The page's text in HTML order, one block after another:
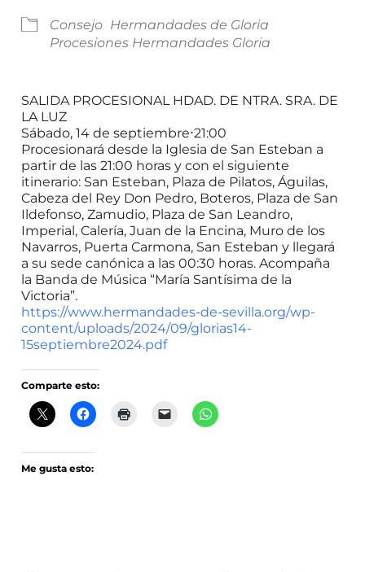
Consejo Hermandades de Gloria
Procesiones Hermandades Gloria
SALIDA PROCESIONAL HDAD. DE NTRA. SRA. DE
LA LUZ
Sábado, 14 de septiembre⋅21:00
Procesionará desde la Iglesia de San Esteban a
partir de las 21:00 horas y con el siguiente
itinerario: San Esteban, Plaza de Pilatos, Águilas,
Cabeza del Rey Don Pedro, Boteros, Plaza de San
Ildefonso, Zamudio, Plaza de San Leandro,
Imperial, Calería, Juan de la Encina, Muro de los
Navarros, Puerta Carmona, San Esteban y llegará
a su sede canónica a las 00:30 horas. Acompaña
la Banda de Música “María Santísima de la
Victoria”.
https://www.hermandades-de-sevilla.org/wp-
content/uploads/2024/09/glorias14-
15septiembre2024.pdf
Comparte esto:
Me gusta esto: